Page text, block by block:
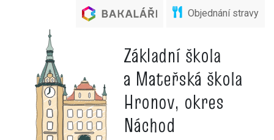
Základní škola
a Mateřská škola
Hronov, okres
Náchod
Objednání stravy